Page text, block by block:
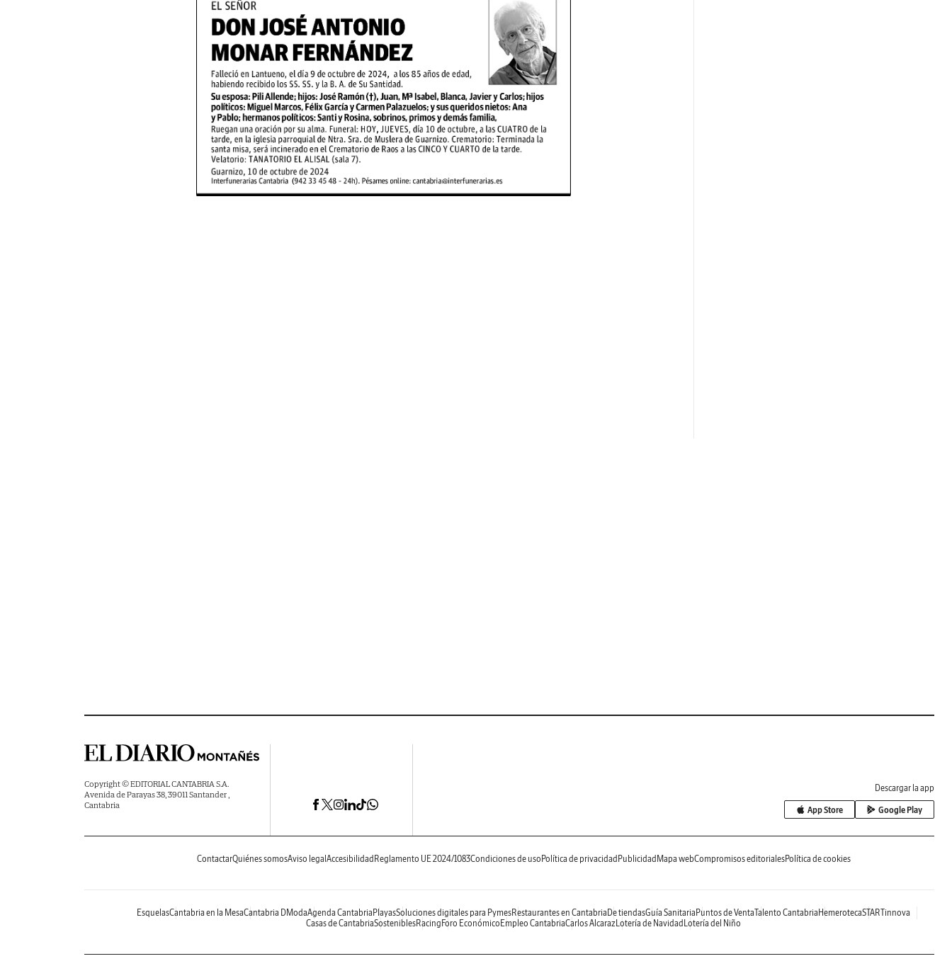
Copyright © EDITORIAL CANTABRIA S.A.
Avenida de Parayas 38, 39011 Santander ,
Cantabria
Descargar la app
App Store Google Play
ContactarQuiénes somosAviso legal Accesibilidad Reglamento UE 2024/1083Condiciones de uso Política de privacidad Publicidad Mapa webCompromisos editorialesPolítica de cookies
EsquelasCantabria en la MesaCantabria DModaAgenda Cantabria PlayasSoluciones digitales para PymesRestaurantes en Cantabria De tiendasGuía Sanitaria Puntos de VentaTalento Cantabria HemerotecaSTARTinnova
Casas de CantabriaSosteniblesRacing Foro Económico Empleo CantabriaCarlos AlcarazLotería de Navidad Lotería del Niño